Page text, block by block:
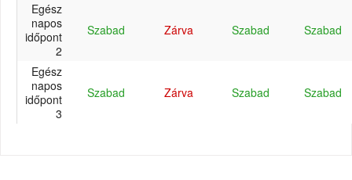
Egész
napos
időpont
2
Szabad Zárva Szabad Szabad
Egész
napos
időpont
3
Szabad Zárva Szabad Szabad